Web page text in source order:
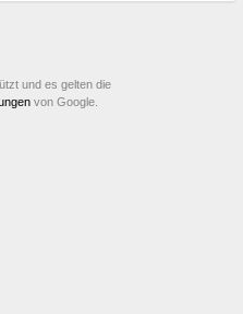
und es gelten die
von Google.